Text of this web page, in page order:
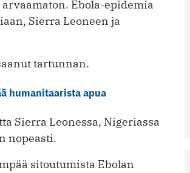
Ebola-epidemia
Sierra Leoneen ja
tartunnan.
humanitaarista apua
Sierra Leonessa, Nigeriassa
nopeasti.
sitoutumista Ebolan